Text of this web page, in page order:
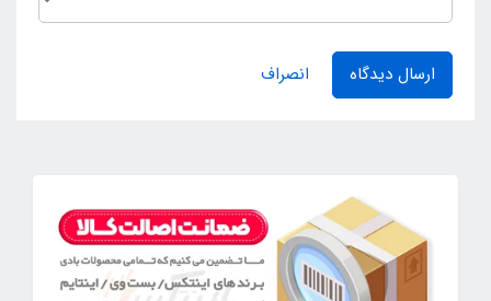
ارسال دیدگاه انصراف